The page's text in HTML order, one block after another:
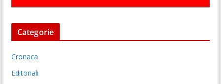
Categorie
Cronaca
Editoriali